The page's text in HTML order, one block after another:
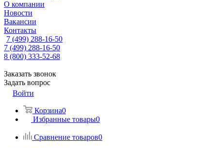
О компании
Новости
Вакансии
Контакты
7 (499) 288-16-50
7 (499) 288-16-50
8 (800) 333-52-68
Заказать звонок
Задать вопрос
Войти
Корзина0
Избранные товары0
Сравнение товаров0